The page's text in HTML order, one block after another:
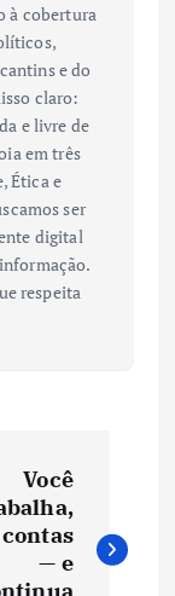
à cobertura
e do
claro:
e livre de
em três
Ética e
ser
digital
respeita
Você
— e